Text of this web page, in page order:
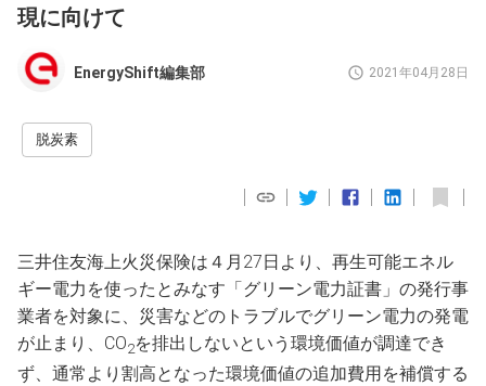
現に向けて
EnergyShift編集部 2021年04月28日
脱炭素
三井住友海上火災保険は４月27日より、再生可能エネル
ギー電力を使ったとみなす「グリーン電力証書」の発行事
業者を対象に、災害などのトラブルでグリーン電力の発電
が止まり、CO2を排出しないという環境価値が調達でき
ず、通常より割高となった環境価値の追加費用を補償する